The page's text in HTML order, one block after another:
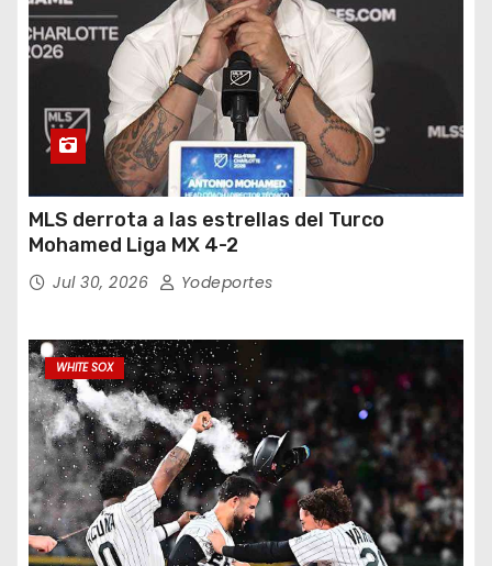
MLS derrota a las estrellas del Turco
Mohamed Liga MX 4-2
Jul 30, 2026 Yodeportes
WHITE SOX